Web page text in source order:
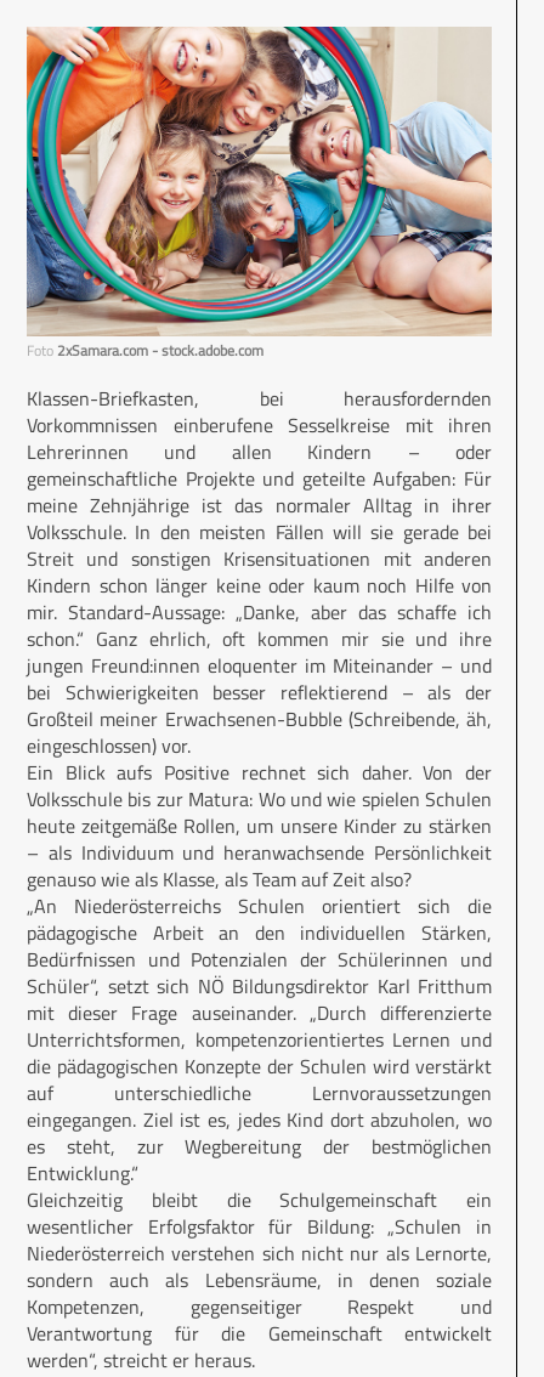
Foto 2xSamara.com - stock.adobe.com
Klassen-Briefkasten, bei herausfordernden
Vorkommnissen einberufene Sesselkreise mit ihren
Lehrerinnen und allen Kindern – oder
gemeinschaftliche Projekte und geteilte Aufgaben: Für
meine Zehnjährige ist das normaler Alltag in ihrer
Volksschule. In den meisten Fällen will sie gerade bei
Streit und sonstigen Krisensituationen mit anderen
Kindern schon länger keine oder kaum noch Hilfe von
mir. Standard-Aussage: „Danke, aber das schaffe ich
schon.“ Ganz ehrlich, oft kommen mir sie und ihre
jungen Freund:innen eloquenter im Miteinander – und
bei Schwierigkeiten besser reflektierend – als der
Großteil meiner Erwachsenen-Bubble (Schreibende, äh,
eingeschlossen) vor.
Ein Blick aufs Positive rechnet sich daher. Von der
Volksschule bis zur Matura: Wo und wie spielen Schulen
heute zeitgemäße Rollen, um unsere Kinder zu stärken
– als Individuum und heranwachsende Persönlichkeit
genauso wie als Klasse, als Team auf Zeit also?
„An Niederösterreichs Schulen orientiert sich die
pädagogische Arbeit an den individuellen Stärken,
Bedürfnissen und Potenzialen der Schülerinnen und
Schüler“, setzt sich NÖ Bildungsdirektor Karl Fritthum
mit dieser Frage auseinander. „Durch differenzierte
Unterrichtsformen, kompetenzorientiertes Lernen und
die pädagogischen Konzepte der Schulen wird verstärkt
auf unterschiedliche Lernvoraussetzungen
eingegangen. Ziel ist es, jedes Kind dort abzuholen, wo
es steht, zur Wegbereitung der bestmöglichen
Entwicklung.“
Gleichzeitig bleibt die Schulgemeinschaft ein
wesentlicher Erfolgsfaktor für Bildung: „Schulen in
Niederösterreich verstehen sich nicht nur als Lernorte,
sondern auch als Lebensräume, in denen soziale
Kompetenzen, gegenseitiger Respekt und
Verantwortung für die Gemeinschaft entwickelt
werden“, streicht er heraus.